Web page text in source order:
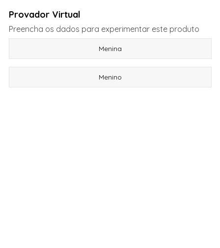
Provador Virtual
Preencha os dados para experimentar este produto
Menina
Menino